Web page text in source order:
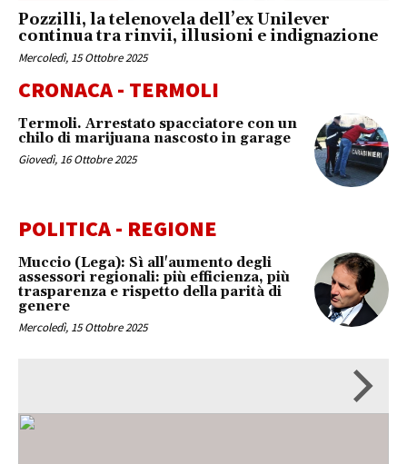
Pozzilli, la telenovela dell’ex Unilever
continua tra rinvii, illusioni e indignazione
Mercoledì, 15 Ottobre 2025
CRONACA - TERMOLI
Termoli. Arrestato spacciatore con un
chilo di marijuana nascosto in garage
Giovedì, 16 Ottobre 2025
POLITICA - REGIONE
Muccio (Lega): Sì all'aumento degli
assessori regionali: più efficienza, più
trasparenza e rispetto della parità di
genere
Mercoledì, 15 Ottobre 2025